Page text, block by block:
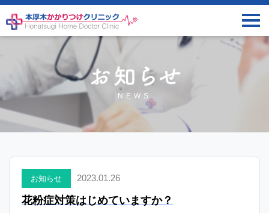
NEWS
お知らせ 2023.01.26
花粉症対策はじめていますか？